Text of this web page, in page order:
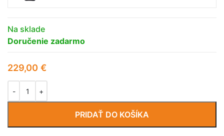
Na sklade
Doručenie zadarmo
229,00 €
PRIDAŤ DO KOŠÍKA